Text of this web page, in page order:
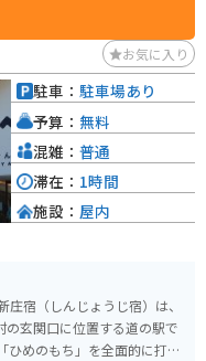
の雄大な姿を写真に収める
お気に入り
宿（しんじょうじ宿）は、
玄関口に位置する道の駅で
駐車： 駐車場あり
予算： 無料
混雑： 普通
滞在： 1時間
施設： 屋内